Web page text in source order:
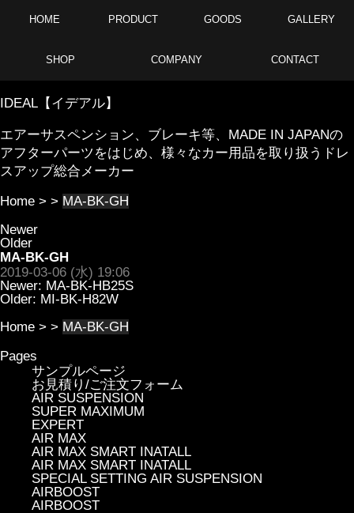
HOME PRODUCT GOODS GALLERY
SHOP COMPANY CONTACT
IDEAL【イデアル】
エアーサスペンション、ブレーキ等、MADE IN JAPANの
アフターパーツをはじめ、様々なカー用品を取り扱うドレ
スアップ総合メーカー
Home > > MA-BK-GH
Newer
Older
MA-BK-GH
2019-03-06 (水) 19:06
Newer: MA-BK-HB25S
Older: MI-BK-H82W
Home > > MA-BK-GH
Pages
サンプルページ
お見積り/ご注文フォーム
AIR SUSPENSION
SUPER MAXIMUM
EXPERT
AIR MAX
AIR MAX SMART INATALL
AIR MAX SMART INATALL
SPECIAL SETTING AIR SUSPENSION
AIRBOOST
AIRBOOST